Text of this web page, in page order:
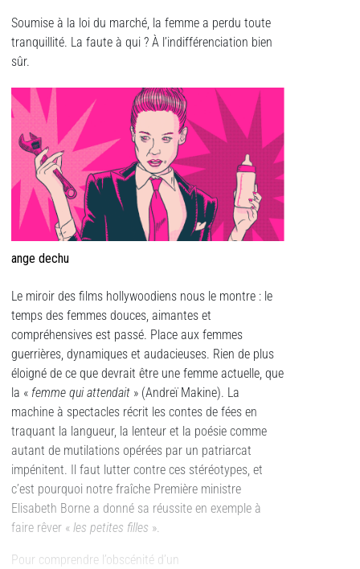
Soumise à la loi du marché, la femme a perdu toute
tranquillité. La faute à qui ? À l’indifférenciation bien
sûr.
ange dechu
Le miroir des films hollywoodiens nous le montre : le
temps des femmes douces, aimantes et
compréhensives est passé. Place aux femmes
guerrières, dynamiques et audacieuses. Rien de plus
éloigné de ce que devrait être une femme actuelle, que
la « femme qui attendait » (Andreï Makine). La
machine à spectacles récrit les contes de fées en
traquant la langueur, la lenteur et la poésie comme
autant de mutilations opérées par un patriarcat
impénitent. Il faut lutter contre ces stéréotypes, et
c’est pourquoi notre fraîche Première ministre
Elisabeth Borne a donné sa réussite en exemple à
faire rêver « les petites filles ».
Pour comprendre l’obscénité d’un